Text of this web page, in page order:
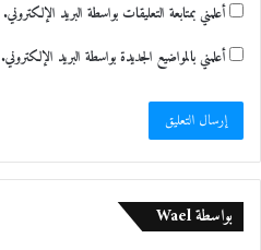
أعلمني بمتابعة التعليقات بواسطة البريد الإلكتروني.
أعلمني بالمواضيع الجديدة بواسطة البريد الإلكتروني.
بواسطة Wael